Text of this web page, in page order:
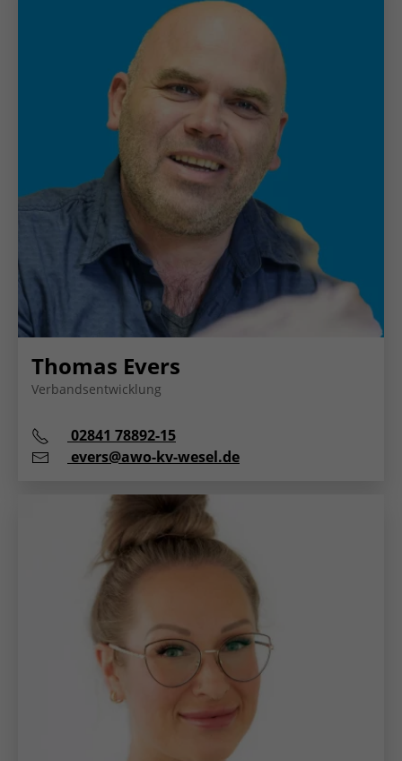
Thomas Evers
Verbandsentwicklung
Telefon:02841 78892-15
E-Mail:evers@awo-kv-wesel.de